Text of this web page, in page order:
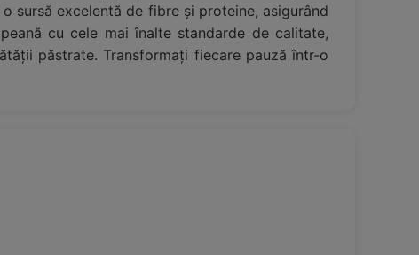
sursă excelentă de fibre și proteine, asigurând
cu cele mai înalte standarde de calitate,
păstrate. Transformați fiecare pauză într-o